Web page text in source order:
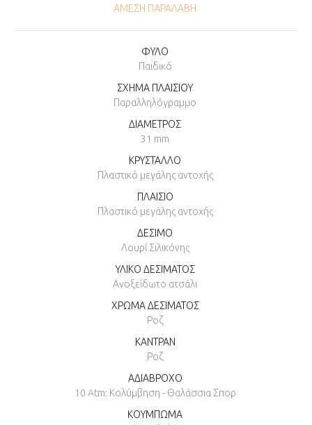
ΆΜΕΣΗ ΠΑΡΑΛΑΒΉ
ΦΥΛΟ
Παιδικό
ΣΧΗΜΑ ΠΛΑΙΣΙΟΥ
Παραλληλόγραμμο
ΔΙΑΜΕΤΡΟΣ
31 mm
ΚΡΥΣΤΑΛΛΟ
Πλαστικό μεγάλης αντοχής
ΠΛΑΙΣΙΟ
Πλαστικό μεγάλης αντοχής
ΔΕΣΙΜΟ
Λουρί Σιλικόνης
ΥΛΙΚΟ ΔΕΣΙΜΑΤΟΣ
Ανοξείδωτο ατσάλι
ΧΡΩΜΑ ΔΕΣΙΜΑΤΟΣ
Ροζ
ΚΑΝΤΡΑΝ
Ροζ
ΑΔΙΑΒΡΟΧΟ
10 Atm: Κολύμβηση - Θαλάσσια Σπορ
ΚΟΥΜΠΩΜΑ